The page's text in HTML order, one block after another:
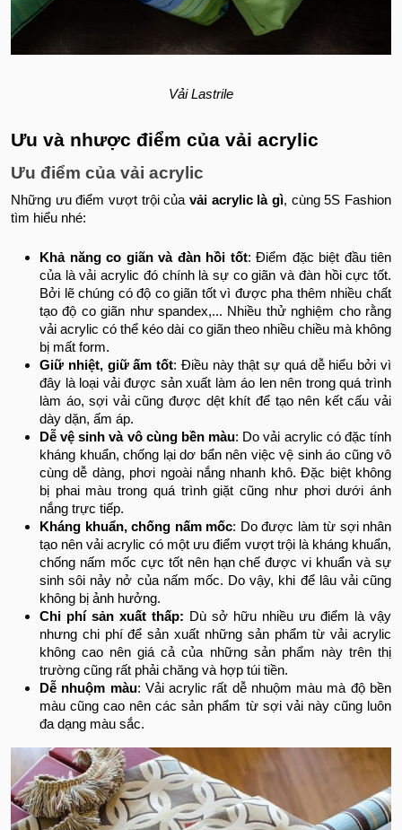
Vải Lastrile
Ưu và nhược điểm của vải acrylic
Ưu điểm của vải acrylic
Những ưu điểm vượt trội của vải acrylic là gì, cùng 5S Fashion
tìm hiểu nhé:
Khả năng co giãn và đàn hồi tốt: Điểm đặc biệt đầu tiên
của là vải acrylic đó chính là sự co giãn và đàn hồi cực tốt.
Bởi lẽ chúng có độ co giãn tốt vì được pha thêm nhiều chất
tạo độ co giãn như spandex,... Nhiều thử nghiệm cho rằng
vải acrylic có thể kéo dài co giãn theo nhiều chiều mà không
bị mất form.
Giữ nhiệt, giữ ấm tốt: Điều này thật sự quá dễ hiểu bởi vì
đây là loại vải được sản xuất làm áo len nên trong quá trình
làm áo, sợi vải cũng được dệt khít để tạo nên kết cấu vải
dày dặn, ấm áp.
Dễ vệ sinh và vô cùng bền màu: Do vải acrylic có đặc tính
kháng khuẩn, chống lại dơ bẩn nên việc vệ sinh áo cũng vô
cùng dễ dàng, phơi ngoài nắng nhanh khô. Đặc biệt không
bị phai màu trong quá trình giặt cũng như phơi dưới ánh
nắng trực tiếp.
Kháng khuẩn, chống nấm mốc: Do được làm từ sợi nhân
tạo nên vải acrylic có một ưu điểm vượt trội là kháng khuẩn,
chống nấm mốc cực tốt nên hạn chế được vi khuẩn và sự
sinh sôi nảy nở của nấm mốc. Do vậy, khi để lâu vải cũng
không bị ảnh hưởng.
Chi phí sản xuất thấp: Dù sở hữu nhiều ưu điểm là vậy
nhưng chi phí để sản xuất những sản phẩm từ vải acrylic
không cao nên giá cả của những sản phẩm này trên thị
trường cũng rất phải chăng và hợp túi tiền.
Dễ nhuộm màu: Vải acrylic rất dễ nhuộm màu mà độ bền
màu cũng cao nên các sản phẩm từ sợi vải này cũng luôn
đa dạng màu sắc.